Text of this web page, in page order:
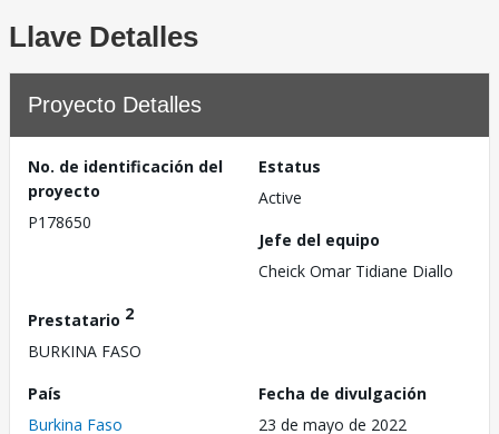
Llave Detalles
Proyecto Detalles
No. de identificación del
proyecto
P178650
Estatus
Active
Jefe del equipo
Cheick Omar Tidiane Diallo
Prestatario 2
BURKINA FASO
País
Burkina Faso
Fecha de divulgación
23 de mayo de 2022